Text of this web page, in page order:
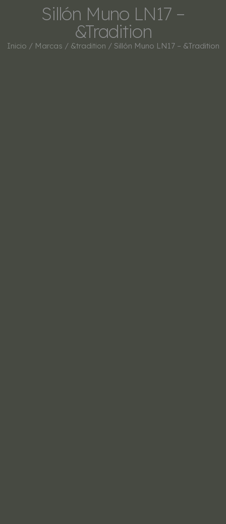
Sillón Muno LN17 –
&Tradition
Inicio / Marcas / &tradition / Sillón Muno LN17 – &Tradition